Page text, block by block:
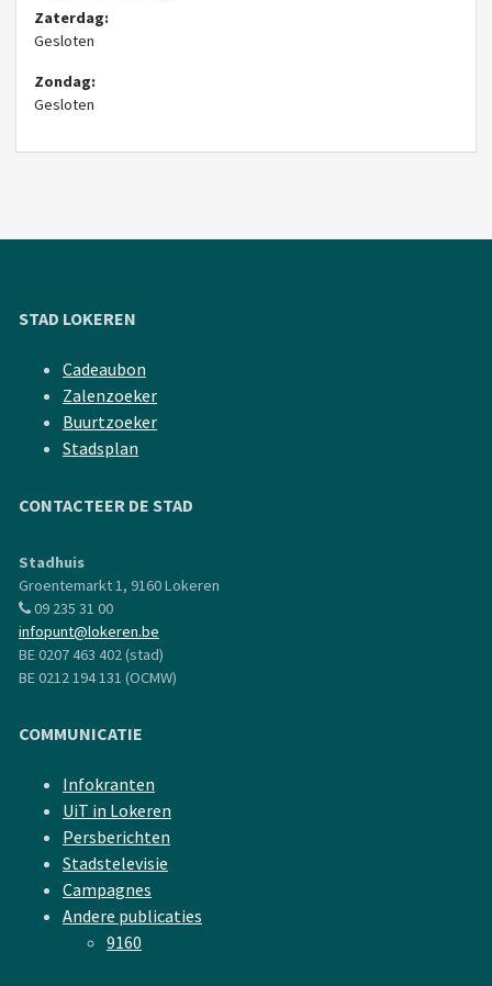
Zaterdag:
Gesloten
Zondag:
Gesloten
STAD LOKEREN
Cadeaubon
Zalenzoeker
Buurtzoeker
Stadsplan
CONTACTEER DE STAD
Stadhuis
Groentemarkt 1, 9160 Lokeren
09 235 31 00
infopunt@lokeren.be
BE 0207 463 402 (stad)
BE 0212 194 131 (OCMW)
COMMUNICATIE
Infokranten
UiT in Lokeren
Persberichten
Stadstelevisie
Campagnes
Andere publicaties
9160